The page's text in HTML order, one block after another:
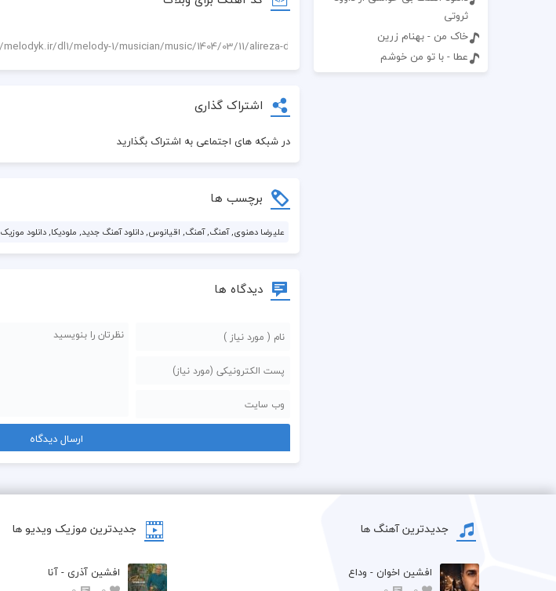
ثروتی
خاک من - بهنام زرین
عطا - با تو من خوشم
اشتراک گذاری
در شبکه های اجتماعی به اشتراک بگذارید
برچسب ها
علیرضا دهنوی, آهنگ, آهنگ, اقیانوس, دانلود آهنگ جدید, ملودیکا, دانلود موزیک
دیدگاه ها
جدیدترین آهنگ ها
افشين اخوان - وداع
جدیدترین موزیک ویدیو ها
افشین آذری - آنا